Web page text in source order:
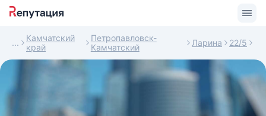
Камчатский
край
Петропавловск-
Камчатский
Ларина 22/5